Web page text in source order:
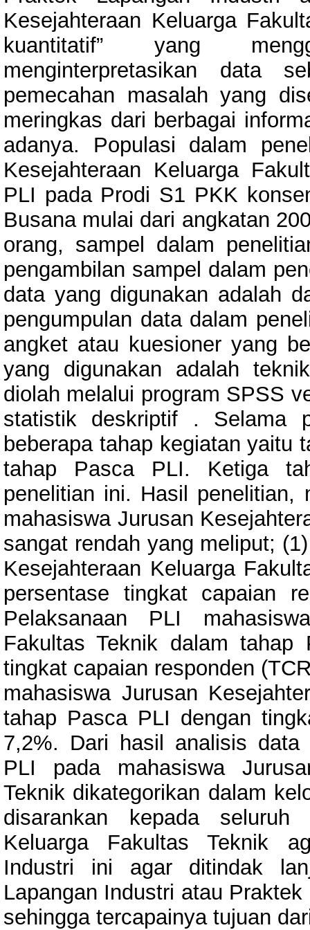
Kesejahteraan Keluarga
kuantitatif” yang
menginterpretasikan data
pemecahan masalah yang
meringkas dari berbagai
adanya. Populasi dalam
Kesejahteraan Keluarga
PLI pada Prodi S1 PKK
Busana mulai dari angkatan
orang, sampel dalam
pengambilan sampel dalam
data yang digunakan adalah
pengumpulan data dalam
angket atau kuesioner yang
yang digunakan adalah
diolah melalui program SPSS
statistik deskriptif . Selama
beberapa tahap kegiatan yaitu
tahap Pasca PLI. Ketiga
penelitian ini. Hasil penelitian,
mahasiswa Jurusan
sangat rendah yang meliput;
Kesejahteraan Keluarga
persentase tingkat capaian
Pelaksanaan PLI
Fakultas Teknik dalam tahap
tingkat capaian responden
mahasiswa Jurusan
tahap Pasca PLI dengan
7,2%. Dari hasil analisis data
PLI pada mahasiswa
Teknik dikategorikan dalam
disarankan kepada seluruh
Keluarga Fakultas Teknik
Industri ini agar ditindak
Lapangan Industri atau
sehingga tercapainya tujuan